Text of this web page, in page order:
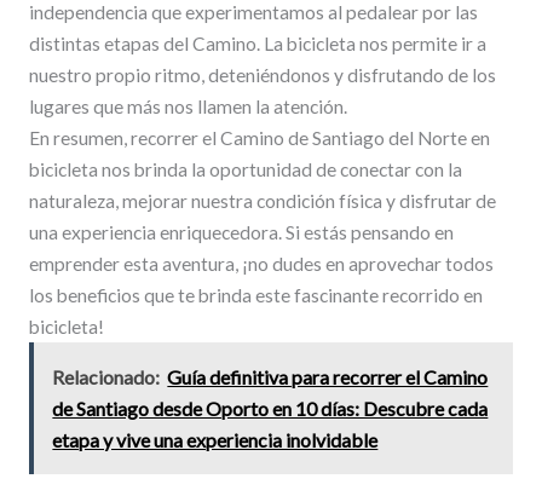
independencia que experimentamos al pedalear por las
distintas etapas del Camino. La bicicleta nos permite ir a
nuestro propio ritmo, deteniéndonos y disfrutando de los
lugares que más nos llamen la atención.
En resumen, recorrer el Camino de Santiago del Norte en
bicicleta nos brinda la oportunidad de conectar con la
naturaleza, mejorar nuestra condición física y disfrutar de
una experiencia enriquecedora. Si estás pensando en
emprender esta aventura, ¡no dudes en aprovechar todos
los beneficios que te brinda este fascinante recorrido en
bicicleta!
Relacionado: Guía definitiva para recorrer el Camino
de Santiago desde Oporto en 10 días: Descubre cada
etapa y vive una experiencia inolvidable